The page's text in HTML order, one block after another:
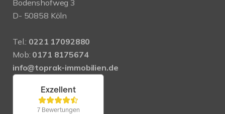
Bodenshofweg 3
D- 50858 Köln
Tel.: 0221 17092880
Mob: 0171 8175674
info@toprak-immobilien.de